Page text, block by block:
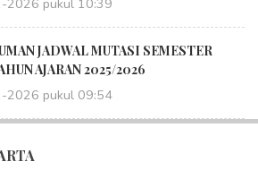
2026 pukul 10:39
JADWAL MUTASI SEMESTER
AJARAN 2025/2026
2026 pukul 09:54